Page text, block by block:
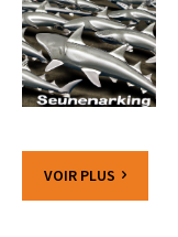
VOIR PLUS